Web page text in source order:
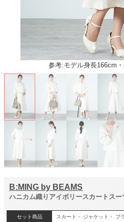
参考:モデル身長166cm
B:MING by BEAMS
ハニカム織りアイボリースカートスー
セット商品 スカート・ ジャケット・ ブ